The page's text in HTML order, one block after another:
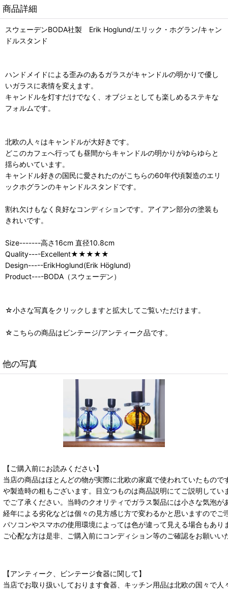
商品詳細
スウェーデンBODA社製 Erik Hoglund/エリック・ホグラン/キャン
ドルスタンド
ハンドメイドによる歪みのあるガラスがキャンドルの明かりで優し
いガラスに表情を変えます。
キャンドルを灯すだけでなく、オブジェとしても楽しめるステキな
フォルムです。
北欧の人々はキャンドルが大好きです。
どこのカフェへ行っても昼間からキャンドルの明かりがゆらゆらと
揺らめいています。
キャンドル好きの国民に愛されたのがこちらの60年代頃製造のエリ
ックホグランのキャンドルスタンドです。
割れ欠けもなく良好なコンディションです。アイアン部分の塗装も
きれいです。
Size-------高さ16cm 直径10.8cm
Quality----Excellent★★★★★
Design-----ErikHoglund(Erik Höglund)
Product----BODA（スウェーデン）
☆小さな写真をクリックしますと拡大してご覧いただけます。
☆こちらの商品はビンテージ/アンティーク品です。
他の写真
【ご購入前にお読みください】
当店の商品はほとんどの物が実際に北欧の家庭で使われていたもの
や製造時の粗もございます。目立つものは商品説明にてご説明して
でご了承ください。当時のクオリティでガラス製品には小さな気泡が
経年による劣化などは個々の見方感じ方で変わるかと思いますのでご
パソコンやスマホの使用環境によっては色が違って見える場合もあ
ご心配な方は是非、ご購入前にコンディション等のご確認をお願い
【アンティーク、ビンテージ食器に関して】
当店でお取り扱いしております食器、キッチン用品は北欧の国々で